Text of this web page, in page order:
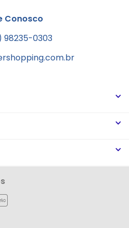
Conosco
98235-0303